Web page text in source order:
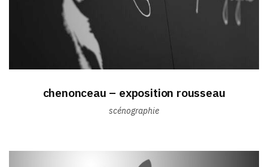
chenonceau – exposition rousseau
scénographie